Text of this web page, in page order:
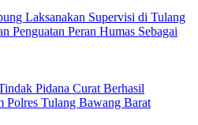
Laksanakan Supervisi di Tulang
Penguatan Peran Humas Sebagai
Pidana Curat Berhasil
Polres Tulang Bawang Barat